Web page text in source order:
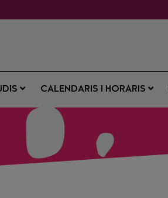
CALENDARIS I HORARIS